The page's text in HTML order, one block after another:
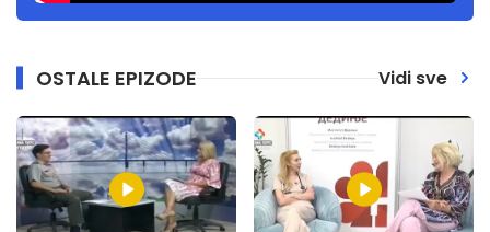
OSTALE EPIZODE Vidi sve